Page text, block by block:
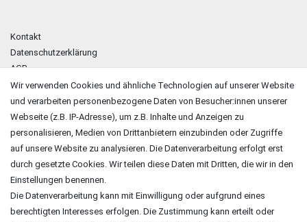
Kontakt
Datenschutzerklärung
AGB
Impressum
ZAHLUNGSARTEN
Wir verwenden Cookies und ähnliche Technologien auf unserer Website
und verarbeiten personenbezogene Daten von Besucher:innen unserer
Webseite (z.B. IP-Adresse), um z.B. Inhalte und Anzeigen zu
personalisieren, Medien von Drittanbietern einzubinden oder Zugriffe
auf unsere Website zu analysieren. Die Datenverarbeitung erfolgt erst
durch gesetzte Cookies. Wir teilen diese Daten mit Dritten, die wir in den
Einstellungen benennen.
Die Datenverarbeitung kann mit Einwilligung oder aufgrund eines
berechtigten Interesses erfolgen. Die Zustimmung kann erteilt oder